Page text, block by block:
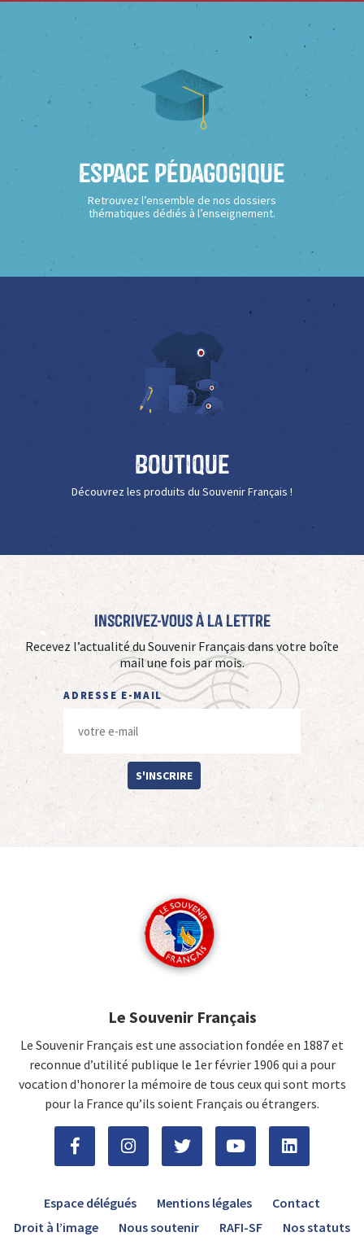
Espace Pédagogique
Retrouvez l’ensemble de nos dossiers
thématiques dédiés à l’enseignement.
Boutique
Découvrez les produits du Souvenir Français !
Inscrivez-vous à La Lettre
Recevez l’actualité du Souvenir Français dans votre boîte
mail une fois par mois.
ADRESSE E-MAIL
S'INSCRIRE
Le Souvenir Français
Le Souvenir Français est une association fondée en 1887 et
reconnue d’utilité publique le 1er février 1906 qui a pour
vocation d'honorer la mémoire de tous ceux qui sont morts
pour la France qu’ils soient Français ou étrangers.
Espace délégués Mentions légales
Contact
Droit à l’image
Nous soutenir RAFI-SF Nos statuts